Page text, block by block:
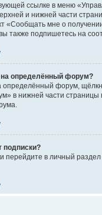
ссылке в меню
и нижней части
«Сообщать мне о
также подпишетесь на
на определённый форум?
определённый форум,
в нижней части страницы
подписки?
перейдите в личный